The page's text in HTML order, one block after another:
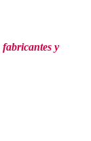
fabricantes y